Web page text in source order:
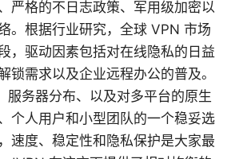
严格的不日志政策、军用级加密以
。根据行业研究，全球 VPN 市场
，驱动因素包括对在线隐私的日益
锁需求以及企业远程办公的普及。
服务器分布、以及对多平台的原生
个人用户和小型团队的一个稳妥选
速度、稳定性和隐私保护是大家最